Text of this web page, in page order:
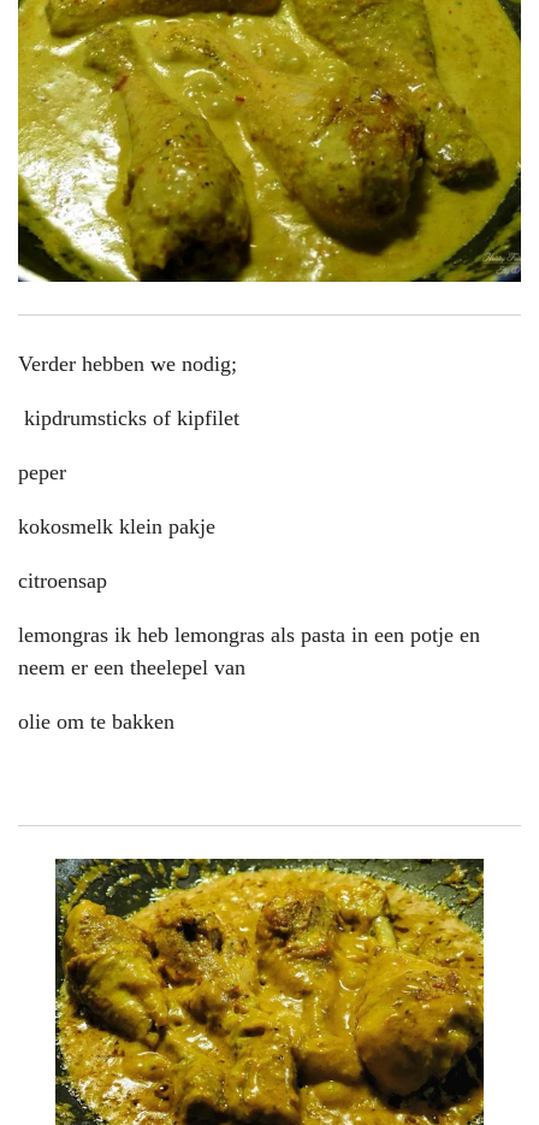
Verder hebben we nodig;
kipdrumsticks of kipfilet
peper
kokosmelk klein pakje
citroensap
lemongras ik heb lemongras als pasta in een potje en
neem er een theelepel van
olie om te bakken